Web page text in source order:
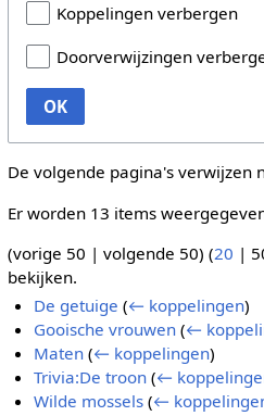
Koppelingen verbergen
Doorverwijzingen
OK
De volgende pagina's verwijzen
Er worden 13 items
(vorige 50 | volgende 50) (20 |
bekijken.
De getuige (← koppelingen)
Gooische vrouwen (←
Maten (← koppelingen)
Trivia:De troon (←
Wilde mossels (←